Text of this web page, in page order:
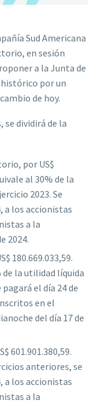
Sud Americana
en sesión
a la Junta de
por un
de hoy.
se dividirá de la
por US$
al 30% de la
2023. Se
a los accionistas
a la
2024.
180.669.033,59.
de la utilidad líquida
el día 24 de
en el
del día 17 de
601.901.380,59.
anteriores, se
a los accionistas
a la